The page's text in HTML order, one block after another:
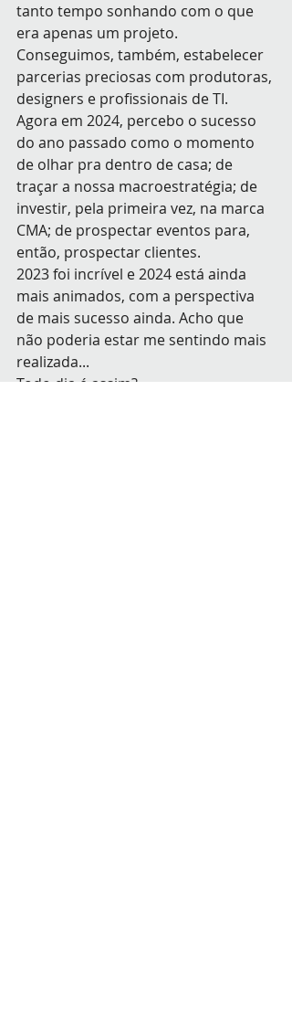
tanto tempo sonhando com o que
era apenas um projeto.
Conseguimos, também, estabelecer
parcerias preciosas com produtoras,
designers e profissionais de TI.
Agora em 2024, percebo o sucesso
do ano passado como o momento
de olhar pra dentro de casa; de
traçar a nossa macroestratégia; de
investir, pela primeira vez, na marca
CMA; de prospectar eventos para,
então, prospectar clientes.
2023 foi incrível e 2024 está ainda
mais animados, com a perspectiva
de mais sucesso ainda. Acho que
não poderia estar me sentindo mais
realizada...
Todo dia é assim?